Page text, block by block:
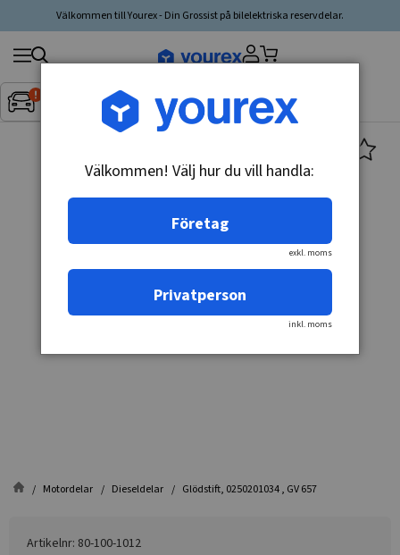
Välkommen till Yourex - Din Grossist på bilelektriska reservdelar.
Inget fordon valt▼
Sök
produkt,
tillverkare,
Motordelar Dieseldelar Glödstift, 0250201034 , GV 657
Artikelnr: 80-100-1012
Välkommen! Välj hur du vill handla:
Företag
exkl. moms
Privatperson
inkl. moms